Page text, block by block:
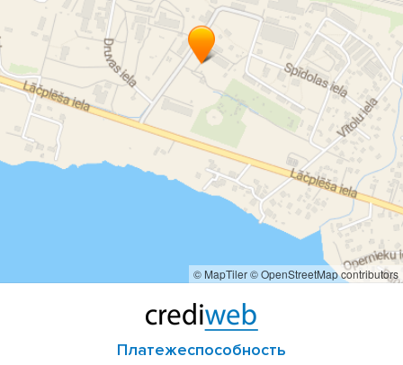
© MapTiler© OpenStreetMap contributors
Платежеспособность